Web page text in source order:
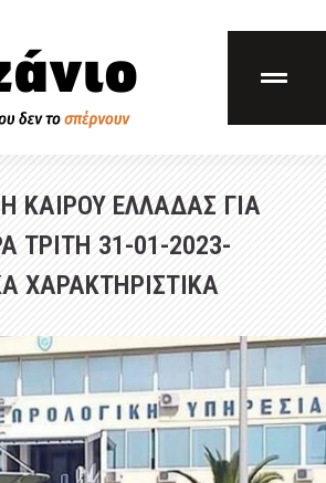
ΚΑΙΡΟΥ ΕΛΛΑΔΑΣ ΓΙΑ
ΤΡΙΤΗ 31-01-2023-
ΧΑΡΑΚΤΗΡΙΣΤΙΚΑ